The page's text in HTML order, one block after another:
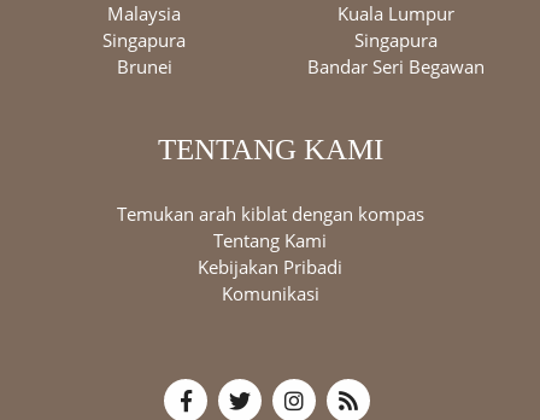
Malaysia
Singapura
Brunei
Kuala Lumpur
Singapura
Bandar Seri Begawan
TENTANG KAMI
Temukan arah kiblat dengan kompas
Tentang Kami
Kebijakan Pribadi
Komunikasi